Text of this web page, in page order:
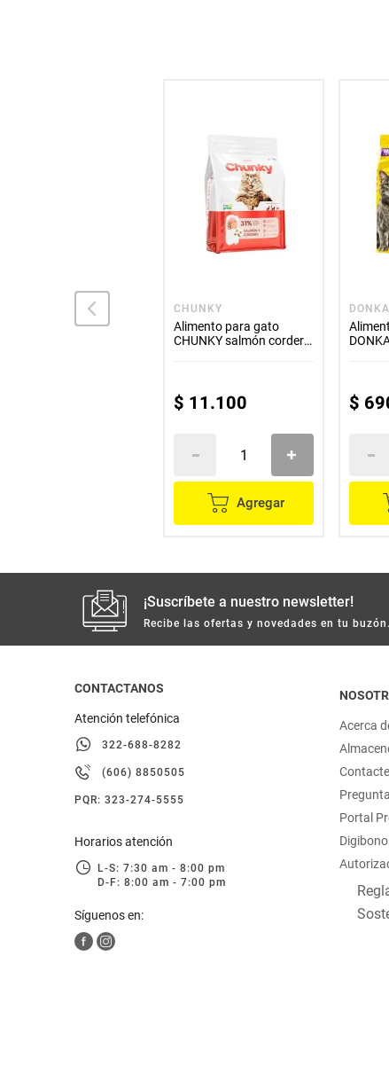
para gato CAT
CHUNKY
Alimento para gato
CHUNKY salmón cordero
$ 11.100
Agregar
$
¡Suscríbete a nuestro newsletter!
Recibe las ofertas y novedades en tu buzón.
CONTACTANOS
Atención telefónica
322-688-8282
(606) 8850505
PQR: 323-274-5555
Horarios atención
L-S: 7:30 am - 8:00 pm
D-F: 8:00 am - 7:00 pm
Síguenos en:
Acerca
Portal